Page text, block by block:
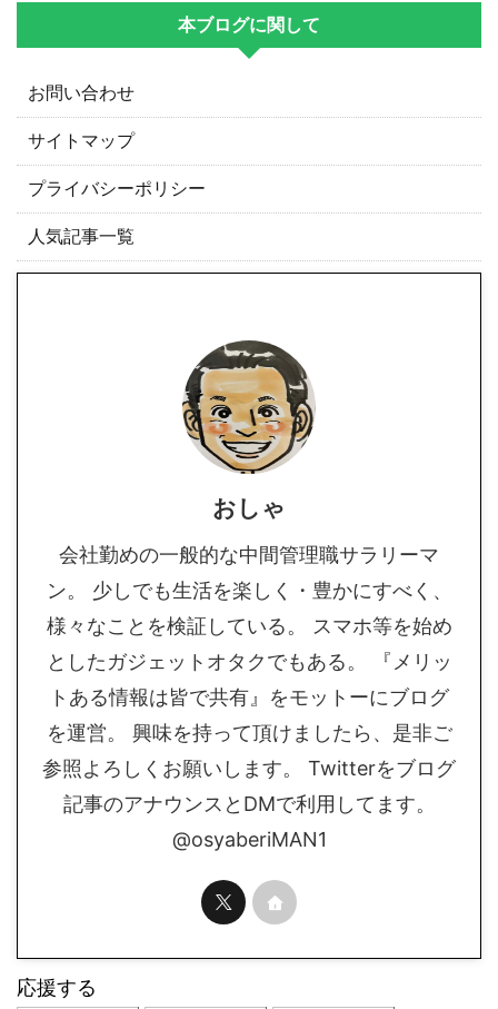
本ブログに関して
お問い合わせ
サイトマップ
プライバシーポリシー
人気記事一覧
おしゃ
会社勤めの一般的な中間管理職サラリーマ
ン。 少しでも生活を楽しく・豊かにすべく、
様々なことを検証している。 スマホ等を始め
としたガジェットオタクでもある。 『メリッ
トある情報は皆で共有』をモットーにブログ
を運営。 興味を持って頂けましたら、是非ご
参照よろしくお願いします。 Twitterをブログ
記事のアナウンスとDMで利用してます。
@osyaberiMAN1
応援する